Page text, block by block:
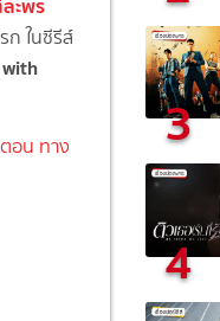
ะพร
ก ในซีรีส์
อน ทาง
3
4